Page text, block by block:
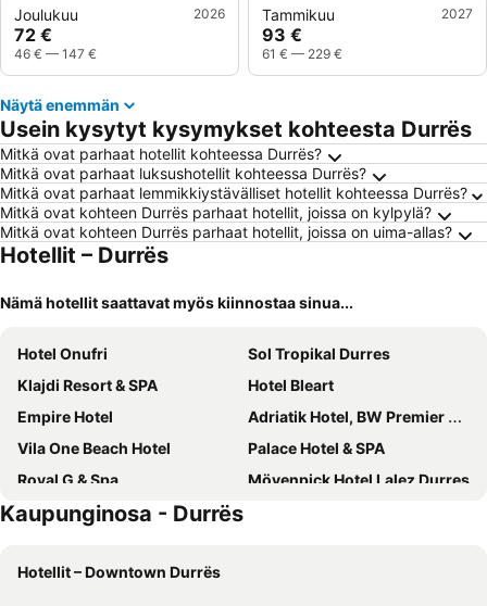
Joulukuu 2026
72 €
46 € — 147 €
Tammikuu 2027
93 €
61 € — 229 €
Näytä enemmän
Usein kysytyt kysymykset kohteesta Durrës
Mitkä ovat parhaat hotellit kohteessa Durrës?
Mitkä ovat parhaat luksushotellit kohteessa Durrës?
Mitkä ovat parhaat lemmikkiystävälliset hotellit kohteessa Durrës?
Mitkä ovat kohteen Durrës parhaat hotellit, joissa on kylpylä?
Mitkä ovat kohteen Durrës parhaat hotellit, joissa on uima-allas?
Hotellit – Durrës
Nämä hotellit saattavat myös kiinnostaa sinua...
Hotel Onufri
Sol Tropikal Durres
Klajdi Resort & SPA
Hotel Bleart
Empire Hotel
Adriatik Hotel, BW Premier Collection
Vila One Beach Hotel
Palace Hotel & SPA
Royal G & Spa
Mövenpick Hotel Lalez Durres
Hotel Majestic
Henry Resort & Spa
Kaupunginosa - Durrës
Hotellit – Downtown Durrës